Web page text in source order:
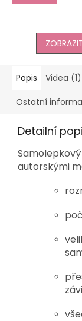
Popis Videa (1)
Ostatní
Detailní
autorskými
v